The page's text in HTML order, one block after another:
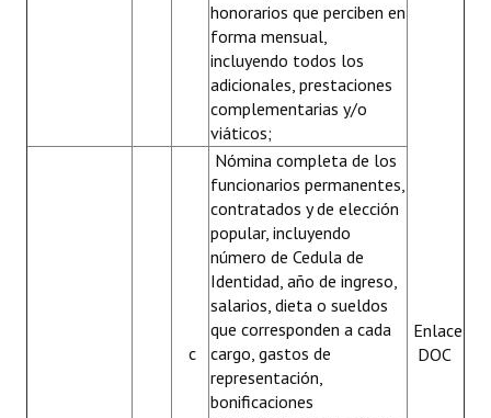
Declaración Jurada de Bienes Publicadas
Informes de Evaluación del Plan de Mejoramiento
CENTRO DE ATENCIÓN AL CIUDADANO
Centro de Atención al Ciudadano
honorarios que perciben en
forma mensual,
incluyendo todos los
adicionales, prestaciones
complementarias y/o
viáticos;
Enlace
DOC
c
Nómina completa de los
funcionarios permanentes,
contratados y de elección
popular, incluyendo
número de Cedula de
Identidad, año de ingreso,
salarios, dieta o sueldos
que corresponden a cada
cargo, gastos de
representación,
bonificaciones